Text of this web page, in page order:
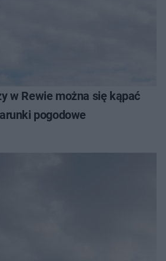
w Rewie można się kąpać
pogodowe